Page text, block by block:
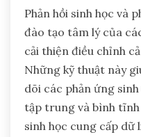
Phản hồi sinh học và
đào tạo tâm lý của
cải thiện điều chỉnh
Những kỹ thuật này
dõi các phản ứng
tập trung và bình tĩnh
sinh học cung cấp